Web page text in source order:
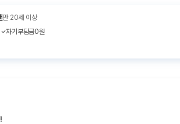
만 20세 이상
자기부담금0원